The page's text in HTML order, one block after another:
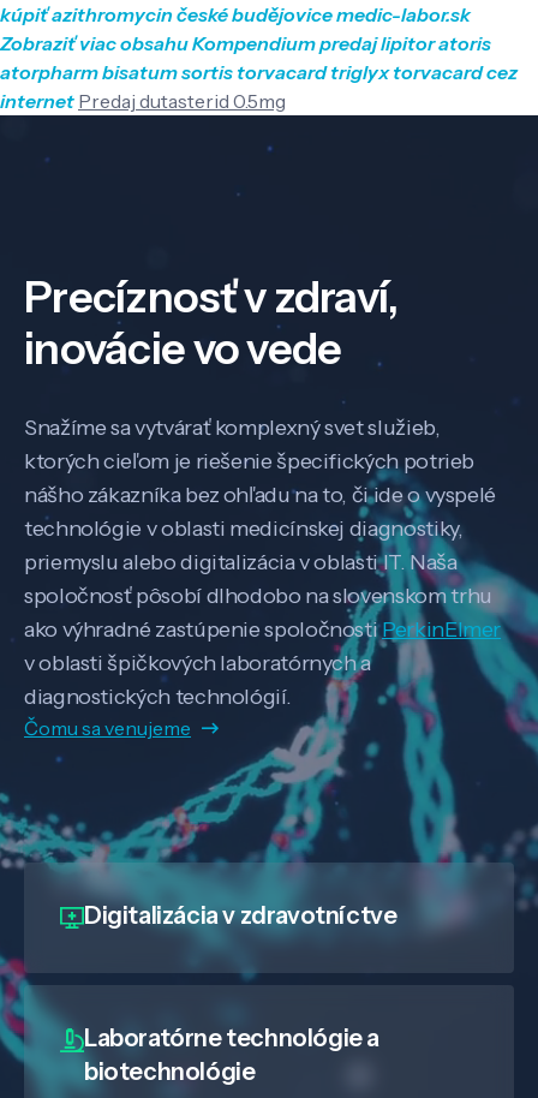
kúpiť azithromycin české budějovicemedic-labor.sk
Zobraziť viac obsahuKompendiumpredaj lipitor atoris
atorpharm bisatum sortis torvacard triglyx torvacard cez
internet Predaj dutasterid 0.5mg
Precíznosť v zdraví,
inovácie vo vede
Snažíme sa vytvárať komplexný svet služieb,
ktorých cieľom je riešenie špecifických potrieb
nášho zákazníka bez ohľadu na to, či ide o vyspelé
technológie v oblasti medicínskej diagnostiky,
priemyslu alebo digitalizácia v oblasti IT. Naša
spoločnosť pôsobí dlhodobo na slovenskom trhu
ako výhradné zastúpenie spoločnostiPerkinElmer
v oblasti špičkových laboratórnych a
diagnostických technológií.
Čomu sa venujeme
Digitalizáciav zdravotníctve
Laboratórne technológie a
biotechnológie